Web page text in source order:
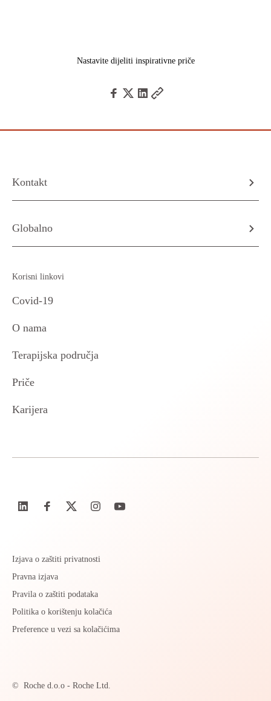
Nastavite dijeliti inspirativne priče
Kontakt
Globalno
Korisni linkovi
Covid-19
O nama
Terapijska područja
Priče
Karijera
Izjava o zaštiti privatnosti
Pravna izjava
Pravila o zaštiti podataka
Politika o korištenju kolačića
Preference u vezi sa kolačićima
© Roche d.o.o - Roche Ltd.